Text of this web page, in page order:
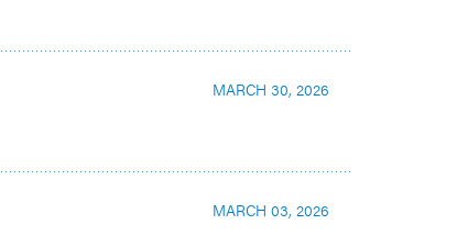
MARCH 30, 2026
MARCH 03, 2026